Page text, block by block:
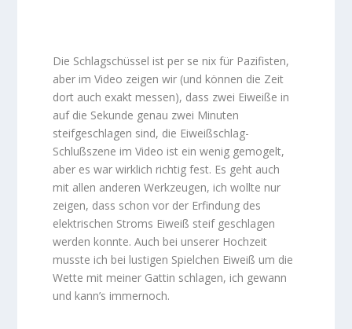
Die Schlagschüssel ist per se nix für Pazifisten,
aber im Video zeigen wir (und können die Zeit
dort auch exakt messen), dass zwei Eiweiße in
auf die Sekunde genau zwei Minuten
steifgeschlagen sind, die Eiweißschlag-
Schlußszene im Video ist ein wenig gemogelt,
aber es war wirklich richtig fest. Es geht auch
mit allen anderen Werkzeugen, ich wollte nur
zeigen, dass schon vor der Erfindung des
elektrischen Stroms Eiweiß steif geschlagen
werden konnte. Auch bei unserer Hochzeit
musste ich bei lustigen Spielchen Eiweiß um die
Wette mit meiner Gattin schlagen, ich gewann
und kann’s immernoch.